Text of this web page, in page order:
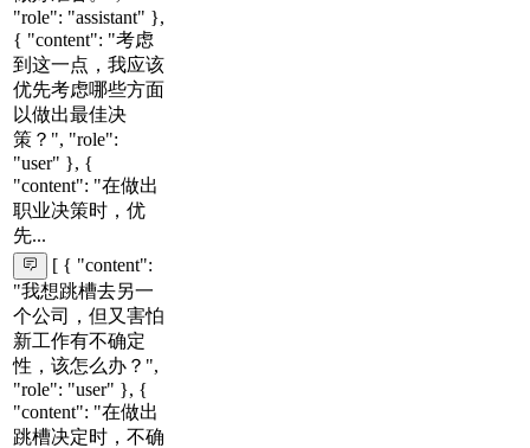
"role": "assistant" },
{ "content": "考虑
到这一点，我应该
优先考虑哪些方面
以做出最佳决
策？", "role":
"user" }, {
"content": "在做出
职业决策时，优
先...
[ { "content":
"我想跳槽去另一
个公司，但又害怕
新工作有不确定
性，该怎么办？",
"role": "user" }, {
"content": "在做出
跳槽决定时，不确